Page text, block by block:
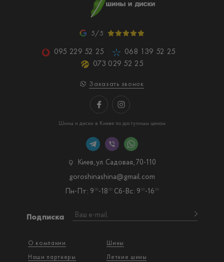
5/5
095 229 52 25
068 139 52 25
073 029 52 25
Заказать звонок
Шины и диски в Киеве по доступным ценам
О компании
Наши партнеры
Шины
Летние шины
Подписка
Киев, ул. Садовая, 70-110
Пн-Пт: 9 00-18 00 Сб-Вс: 9 00-16 00
goroshinashina@gmail.com